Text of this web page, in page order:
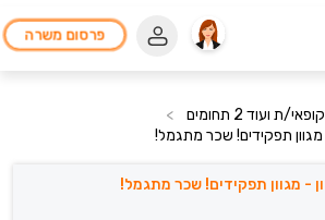
פרסום משרה
קופאי/ת ועוד 2 תחומים
>
תפקידים! שכר מתגמל!
- מגוון תפקידים! שכר מתגמל!